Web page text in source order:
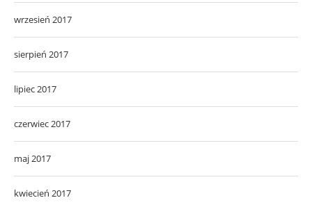
wrzesień 2017
sierpień 2017
lipiec 2017
czerwiec 2017
maj 2017
kwiecień 2017